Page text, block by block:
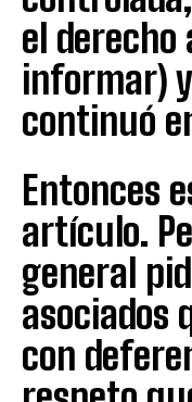
el
informar)
continuó
Entonces
artículo.
general
asociados
con